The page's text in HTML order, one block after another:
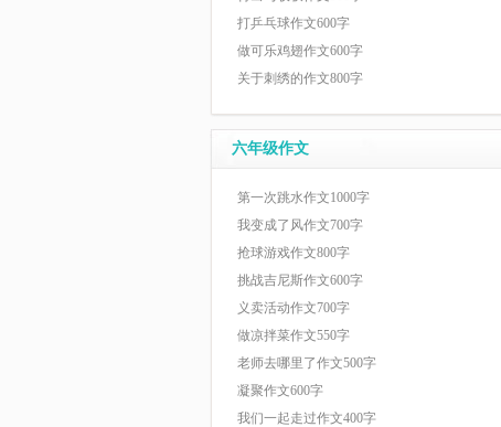
打乒乓球作文600字
做可乐鸡翅作文600字
关于刺绣的作文800字
六年级作文
第一次跳水作文1000字
我变成了风作文700字
抢球游戏作文800字
挑战吉尼斯作文600字
义卖活动作文700字
做凉拌菜作文550字
老师去哪里了作文500字
凝聚作文600字
我们一起走过作文400字